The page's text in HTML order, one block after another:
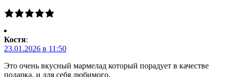
Костя:
23.01.2026 в 11:50
Это очень вкусный мармелад который порадует в качестве
подарка, и для себя любимого.